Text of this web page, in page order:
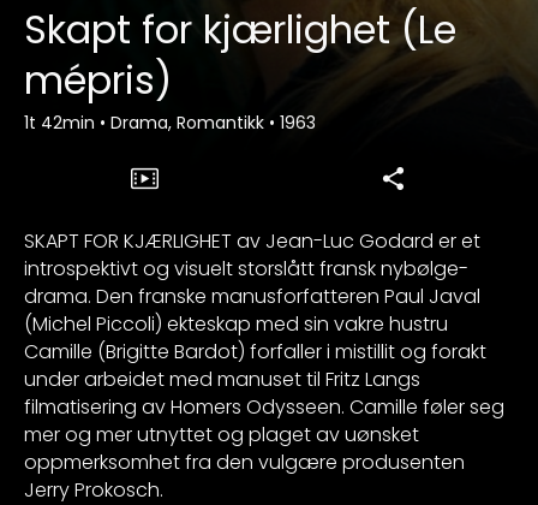
Skapt for kjærlighet (Le
mépris)
1t 42min • Drama, Romantikk • 1963
SKAPT FOR KJÆRLIGHET av Jean-Luc Godard er et
introspektivt og visuelt storslått fransk nybølge-
drama. Den franske manusforfatteren Paul Javal
(Michel Piccoli) ekteskap med sin vakre hustru
Camille (Brigitte Bardot) forfaller i mistillit og forakt
under arbeidet med manuset til Fritz Langs
filmatisering av Homers Odysseen. Camille føler seg
mer og mer utnyttet og plaget av uønsket
oppmerksomhet fra den vulgære produsenten
Jerry Prokosch.